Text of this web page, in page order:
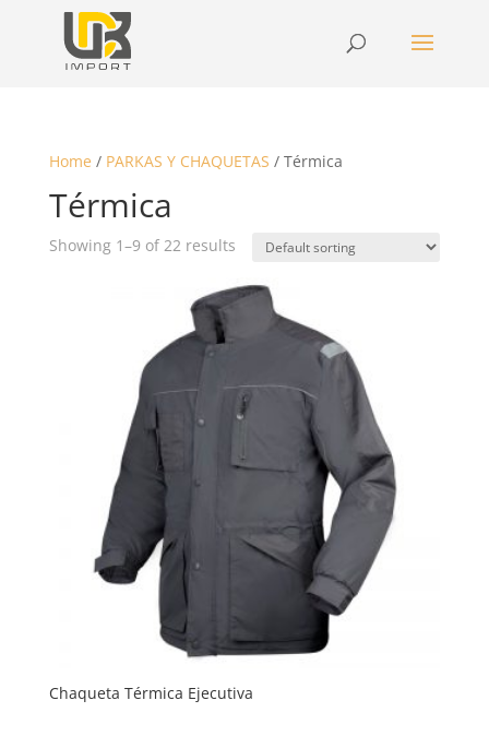
Home / PARKAS Y CHAQUETAS / Térmica
Térmica
Showing 1–9 of 22 results
Chaqueta Térmica Ejecutiva